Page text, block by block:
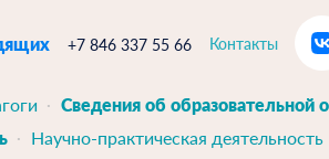
+7 846 337 55 66 Контакты
Сведения об образовательной
Научно-практическая деятельность